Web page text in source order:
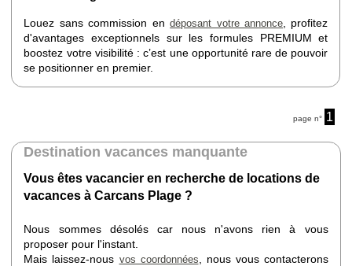
Louez sans commission endéposant votre annonce , profitez
d'avantages exceptionnels sur les formules PREMIUM et
boostez votre visibilité : c’est une opportunité rare de pouvoir
se positionner en premier.
page n° 1
Destination vacances manquante
Vous êtes vacancier en recherche de locations de
vacances à Carcans Plage ?
Nous sommes désolés car nous n'avons rien à vous
proposer pour l'instant.
Mais laissez-nous vos coordonnées , nous vous contacterons